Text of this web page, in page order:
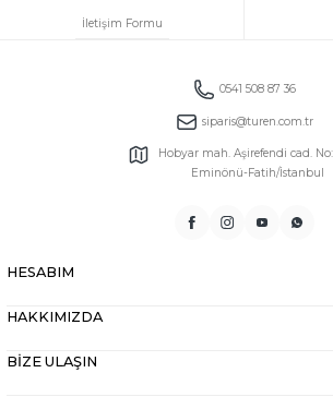
İletişim Formu
0541 508 87 36
siparis@turen.com.tr
Hobyar mah. Aşirefendi cad. No:
Eminönü-Fatih/İstanbul
HESABIM
HAKKIMIZDA
BİZE ULAŞIN